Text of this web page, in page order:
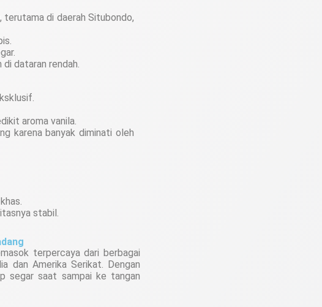
terutama di daerah Situbondo,
dataran rendah.
aroma vanila.
karena banyak diminati oleh
stabil.
terpercaya dari berbagai
dan Amerika Serikat. Dengan
segar saat sampai ke tangan